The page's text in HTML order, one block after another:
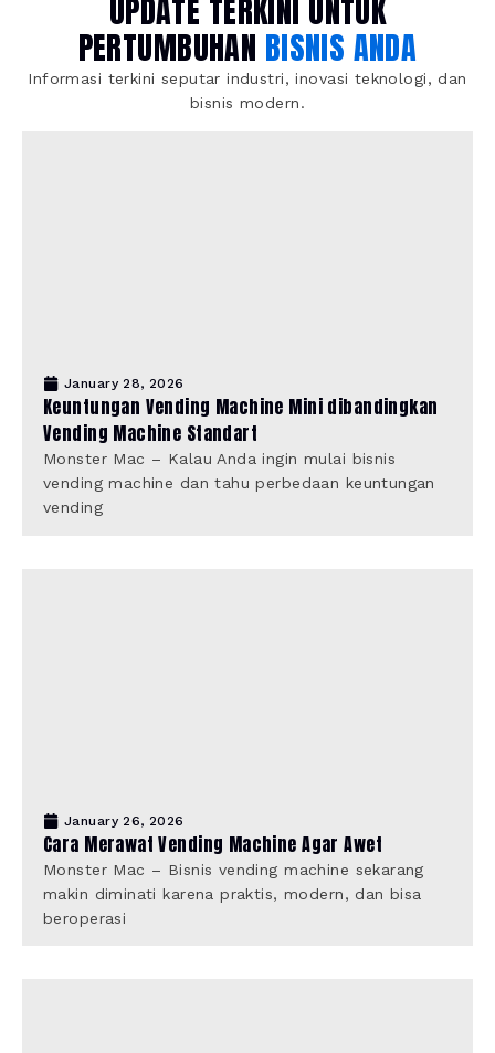
UPDATE TERKINI UNTUK
PERTUMBUHAN BISNIS ANDA
Informasi terkini seputar industri, inovasi teknologi, dan
bisnis modern.
January 28, 2026
Keuntungan Vending Machine Mini dibandingkan
Vending Machine Standart
Monster Mac – Kalau Anda ingin mulai bisnis
vending machine dan tahu perbedaan keuntungan
vending
January 26, 2026
Cara Merawat Vending Machine Agar Awet
Monster Mac – Bisnis vending machine sekarang
makin diminati karena praktis, modern, dan bisa
beroperasi